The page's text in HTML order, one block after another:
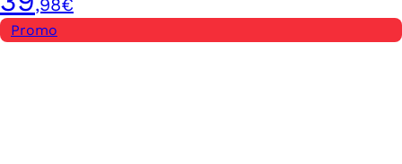
,98€
Promo